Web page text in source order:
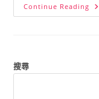
Continue Reading 想
知
麼
搜尋